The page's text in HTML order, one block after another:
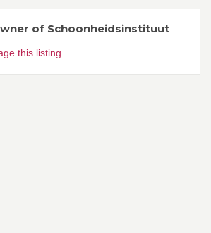
of Schoonheidsinstituut
this listing.